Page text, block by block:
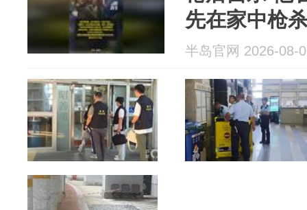
先在家中枪
半岛官网 2026-08-